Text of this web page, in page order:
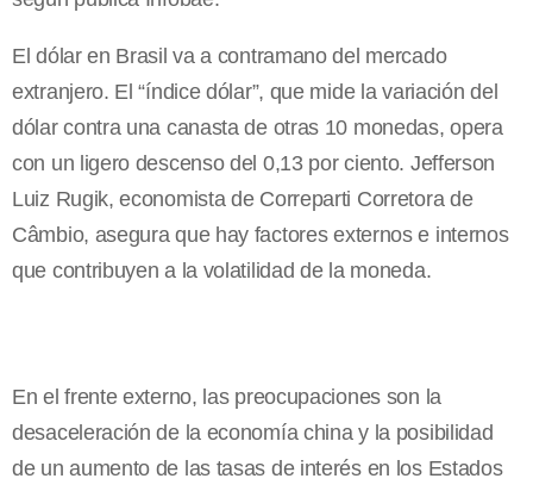
El dólar en Brasil va a contramano del mercado
extranjero. El “índice dólar”, que mide la variación del
dólar contra una canasta de otras 10 monedas, opera
con un ligero descenso del 0,13 por ciento. Jefferson
Luiz Rugik, economista de Correparti Corretora de
Câmbio, asegura que hay factores externos e internos
que contribuyen a la volatilidad de la moneda.
En el frente externo, las preocupaciones son la
desaceleración de la economía china y la posibilidad
de un aumento de las tasas de interés en los Estados